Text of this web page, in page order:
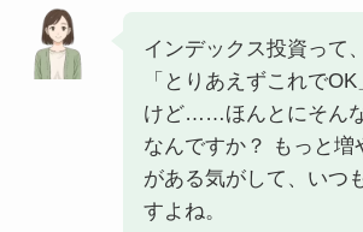
インデックス投資って
「とりあえずこれで
けど……ほんとにそん
なんですか？ もっと増
がある気がして、いつ
すよね。